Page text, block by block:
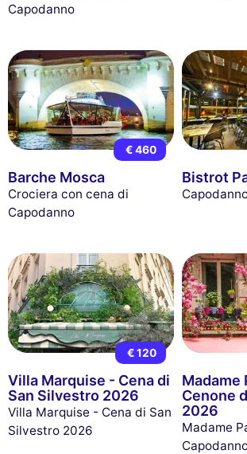
Capodanno
€ 460
Barche Mosca
Crociera con cena di
Capodanno
Bistrot
€ 120
Villa Marquise - Cena di
San Silvestro 2026
Villa Marquise - Cena di San
Silvestro 2026
Madame
Cenone
2026
Madame